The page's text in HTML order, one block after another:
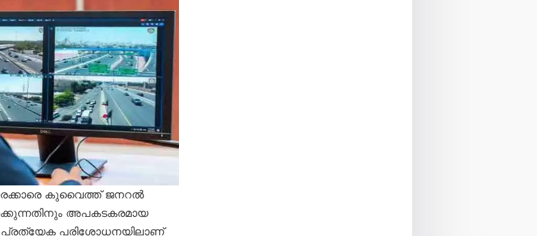
കുവൈത്ത് ജനറൽ
അപകടകരമായ
പ്രത്യേക പരിശോധനയിലാണ്